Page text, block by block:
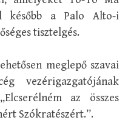
később a Palo Alto-i
tisztelgés.
meglepő szavai
vezérigazgatójának
az összes
Szókratészért.”.